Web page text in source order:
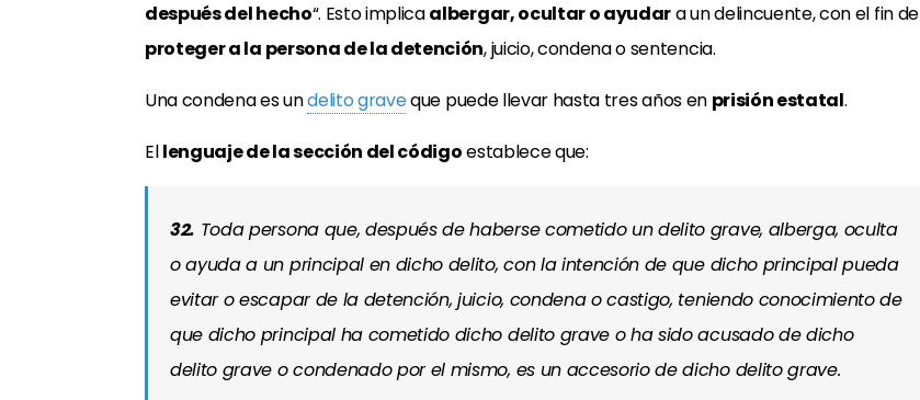
después del hecho“. Esto implicaalbergar, ocultar o ayudara un delincuente, con el fin de
proteger a la persona de la detención, juicio, condena o sentencia.
Una condena es undelito graveque puede llevar hasta tres años en prisión estatal.
Ellenguaje de la sección del códigoestablece que:
32. Toda persona que, después de haberse cometido un delito grave, alberga, oculta
o ayuda a un principal en dicho delito, con la intención de que dicho principal pueda
evitar o escapar de la detención, juicio, condena o castigo, teniendo conocimiento de
que dicho principal ha cometido dicho delito grave o ha sido acusado de dicho
delito grave o condenado por el mismo, es un accesorio de dicho delito grave.